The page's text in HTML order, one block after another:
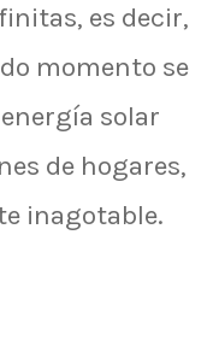
es decir,
momento se
solar
de hogares,
inagotable.